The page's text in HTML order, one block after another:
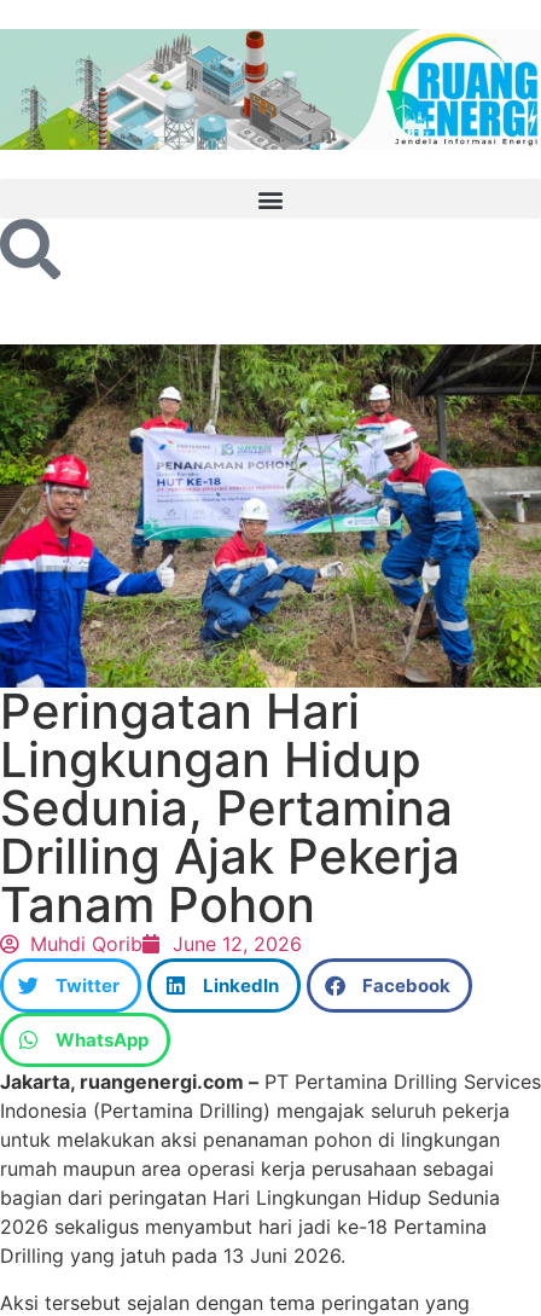
Peringatan Hari
Lingkungan Hidup
Sedunia, Pertamina
Drilling Ajak Pekerja
Tanam Pohon
Muhdi Qorib June 12, 2026
Twitter LinkedIn Facebook
WhatsApp
Jakarta, ruangenergi.com – PT Pertamina Drilling Services
Indonesia (Pertamina Drilling) mengajak seluruh pekerja
untuk melakukan aksi penanaman pohon di lingkungan
rumah maupun area operasi kerja perusahaan sebagai
bagian dari peringatan Hari Lingkungan Hidup Sedunia
2026 sekaligus menyambut hari jadi ke-18 Pertamina
Drilling yang jatuh pada 13 Juni 2026.
Aksi tersebut sejalan dengan tema peringatan yang